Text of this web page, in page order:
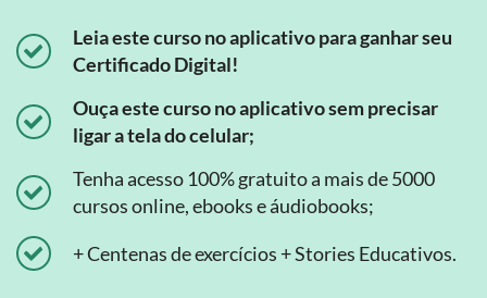
Leia este curso no aplicativo para ganhar seu
Certificado Digital!
Ouça este curso no aplicativo sem precisar
ligar a tela do celular;
Tenha acesso 100% gratuito a mais de 5000
cursos online, ebooks e áudiobooks;
+ Centenas de exercícios + Stories Educativos.